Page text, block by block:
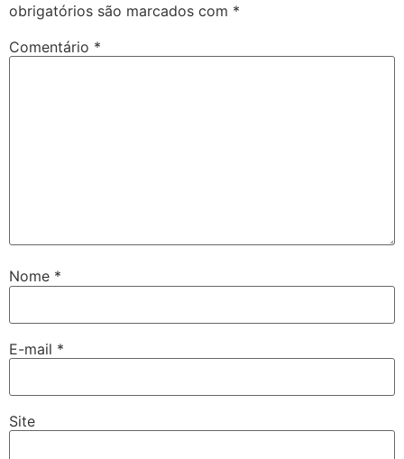
obrigatórios são marcados com *
Comentário *
Nome *
E-mail *
Site